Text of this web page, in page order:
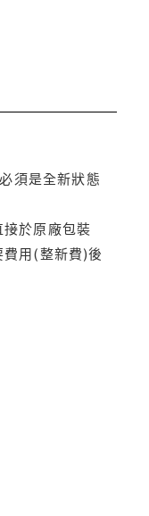
須是全新狀態
於原廠包裝
用(整新費)後